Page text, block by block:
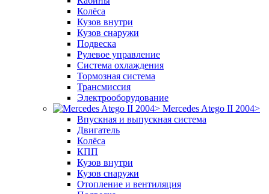
Колёса
Кузов внутри
Кузов снаружи
Подвеска
Рулевое управление
Система охлаждения
Тормозная система
Трансмиссия
Электрооборудование
Mercedes Atego II 2004>
Впускная и выпускная система
Двигатель
Колёса
КПП
Кузов внутри
Кузов снаружи
Отопление и вентиляция